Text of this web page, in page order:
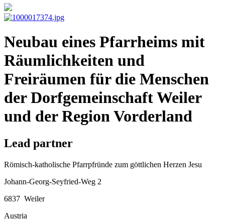
Neubau eines Pfarrheims mit
Räumlichkeiten und
Freiräumen für die Menschen
der Dorfgemeinschaft Weiler
und der Region Vorderland
Lead partner
Römisch-katholische Pfarrpfründe zum göttlichen Herzen Jesu
Johann-Georg-Seyfried-Weg 2
6837 Weiler
Austria